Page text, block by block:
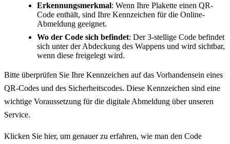
Erkennungsmerkmal: Wenn Ihre Plakette einen QR-
Code enthält, sind Ihre Kennzeichen für die Online-
Abmeldung geeignet.
Wo der Code sich befindet: Der 3-stellige Code befindet
sich unter der Abdeckung des Wappens und wird sichtbar,
wenn diese freigelegt wird.
Bitte überprüfen Sie Ihre Kennzeichen auf das Vorhandensein eines
QR-Codes und des Sicherheitscodes. Diese Kennzeichen sind eine
wichtige Voraussetzung für die digitale Abmeldung über unseren
Service.
Klicken Sie hier, um genauer zu erfahren, wie man den Code